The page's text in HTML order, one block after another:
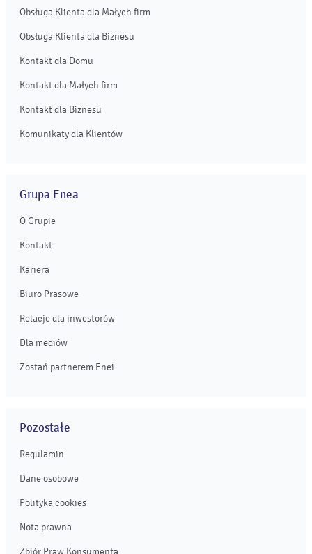
Obsługa Klienta dla Małych firm
Obsługa Klienta dla Biznesu
Kontakt dla Domu
Kontakt dla Małych firm
Kontakt dla Biznesu
Komunikaty dla Klientów
Grupa Enea
O Grupie
Kontakt
Kariera
Biuro Prasowe
Relacje dla inwestorów
Dla mediów
Zostań partnerem Enei
Pozostałe
Regulamin
Dane osobowe
Polityka cookies
Nota prawna